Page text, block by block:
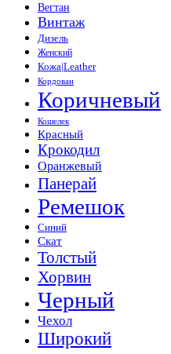
Вегтан
Винтаж
Дизель
Женский
Кожа|Leather
Кордован
Коричневый
Кошелек
Красный
Крокодил
Оранжевый
Панерай
Ремешок
Синий
Скат
Толстый
Хорвин
Черный
Чехол
Широкий